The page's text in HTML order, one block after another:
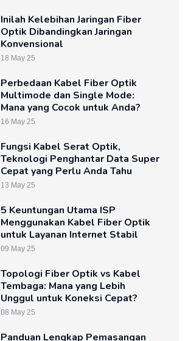
Inilah Kelebihan Jaringan Fiber
Optik Dibandingkan Jaringan
Konvensional
18 May 25
Perbedaan Kabel Fiber Optik
Multimode dan Single Mode:
Mana yang Cocok untuk Anda?
16 May 25
Fungsi Kabel Serat Optik,
Teknologi Penghantar Data Super
Cepat yang Perlu Anda Tahu
13 May 25
5 Keuntungan Utama ISP
Menggunakan Kabel Fiber Optik
untuk Layanan Internet Stabil
09 May 25
Topologi Fiber Optik vs Kabel
Tembaga: Mana yang Lebih
Unggul untuk Koneksi Cepat?
08 May 25
Panduan Lengkap Pemasangan